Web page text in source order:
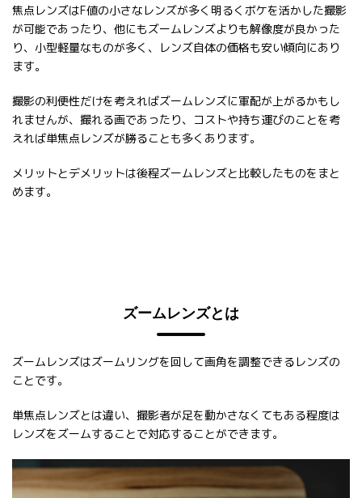
焦点レンズはF値の小さなレンズが多く明るくボケを活かした撮影
が可能であったり、他にもズームレンズよりも解像度が良かった
り、小型軽量なものが多く、レンズ自体の価格も安い傾向にあり
ます。
撮影の利便性だけを考えればズームレンズに軍配が上がるかもし
れませんが、撮れる画であったり、コストや持ち運びのことを考
えれば単焦点レンズが勝ることも多くあります。
メリットとデメリットは後程ズームレンズと比較したものをまと
めます。
ズームレンズとは
ズームレンズはズームリングを回して画角を調整できるレンズの
ことです。
単焦点レンズとは違い、撮影者が足を動かさなくてもある程度は
レンズをズームすることで対応することができます。